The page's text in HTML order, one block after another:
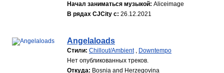
Начал заниматься музыкой: Aliceimage
В рядах CJCity с: 26.12.2021
Angelaloads
Стили: Chillout/Ambient, Downtempo
Нет опубликованных треков.
Откуда: Bosnia and Herzegovina